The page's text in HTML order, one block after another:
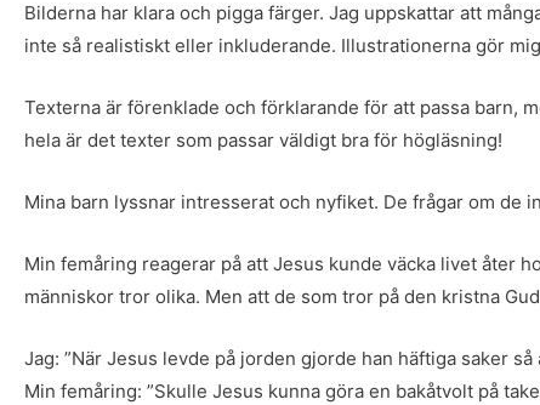
Bilderna har klara och pigga färger. Jag uppskattar att
inte så realistiskt eller inkluderande. Illustrationerna gör
Texterna är förenklade och förklarande för att passa barn,
hela är det texter som passar väldigt bra för högläsning!
Mina barn lyssnar intresserat och nyfiket. De frågar om de
Min femåring reagerar på att Jesus kunde väcka livet åter
människor tror olika. Men att de som tror på den kristna
Jag: ”När Jesus levde på jorden gjorde han häftiga saker
Min femåring: ”Skulle Jesus kunna göra en bakåtvolt på